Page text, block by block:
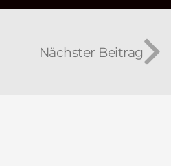
Nächster Beitrag